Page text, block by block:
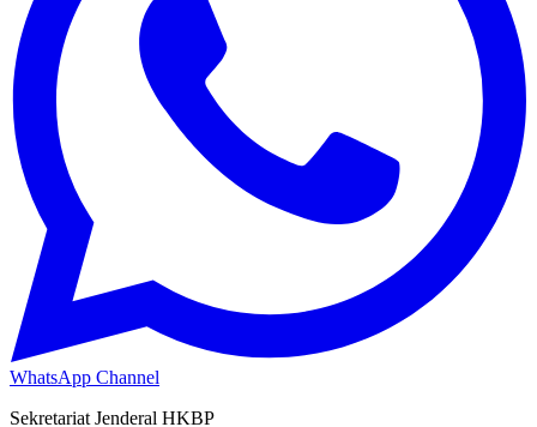
WhatsApp Channel
Sekretariat Jenderal HKBP